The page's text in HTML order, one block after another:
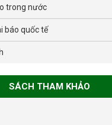
trong nước
báo quốc tế
SÁCH THAM KHẢO